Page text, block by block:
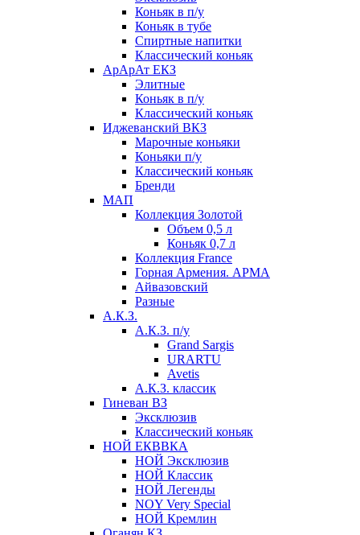
Коньяк в п/у
Коньяк в тубе
Спиртные напитки
Классический коньяк
АрАрАт ЕКЗ
Элитные
Коньяк в п/у
Классический коньяк
Иджеванский ВКЗ
Марочные коньяки
Коньяки п/у
Классический коньяк
Бренди
МАП
Коллекция Золотой
Объем 0,5 л
Коньяк 0,7 л
Коллекция France
Горная Армения. АРМА
Айвазовский
Разные
А.К.З.
А.К.З. п/у
Grand Sargis
URARTU
Avetis
А.К.З. классик
Гиневан ВЗ
Эксклюзив
Классический коньяк
НОЙ ЕКВВКА
НОЙ Эксклюзив
НОЙ Классик
НОЙ Легенды
NOY Very Speсial
НОЙ Кремлин